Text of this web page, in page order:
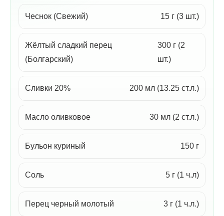
Чеснок (Свежий) 15 г (3 шт.)
Жёлтый сладкий перец
(Болгарский)
300 г (2
шт.)
Сливки 20% 200 мл (13.25 ст.л.)
Масло оливковое 30 мл (2 ст.л.)
Бульон куриный 150 г
Соль 5 г (1 ч.л)
Перец черный молотый 3 г (1 ч.л.)